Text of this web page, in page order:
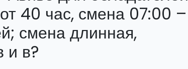
40 час, смена 07:00 –
смена длинная,
и в?